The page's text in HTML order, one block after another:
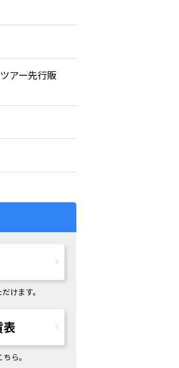
アー先行販
けます。
表
ら。